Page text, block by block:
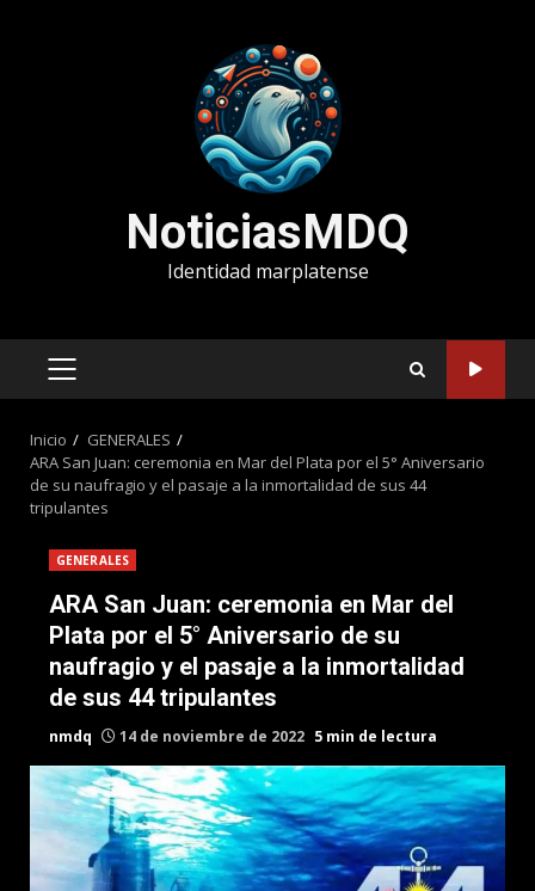
NoticiasMDQ
Identidad marplatense
MENÚ
Inicio
GENERALES
ARA San Juan: ceremonia en Mar del Plata por el 5° Aniversario
de su naufragio y el pasaje a la inmortalidad de sus 44
tripulantes
GENERALES
ARA San Juan: ceremonia en Mar del
Plata por el 5° Aniversario de su
naufragio y el pasaje a la inmortalidad
de sus 44 tripulantes
nmdq 14 de noviembre de 2022 5 min de lectura